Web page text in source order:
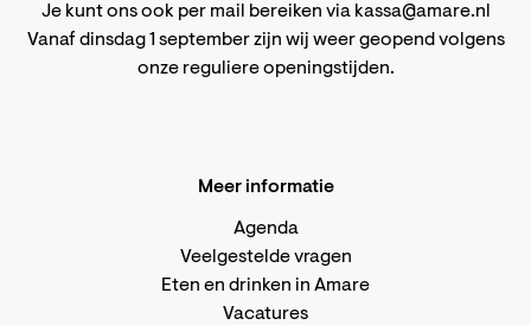
Je kunt ons ook per mail bereiken via kassa@amare.nl
Vanaf dinsdag 1 september zijn wij weer geopend volgens
onze reguliere openingstijden.
Meer informatie
Agenda
Veelgestelde vragen
Eten en drinken in Amare
Vacatures